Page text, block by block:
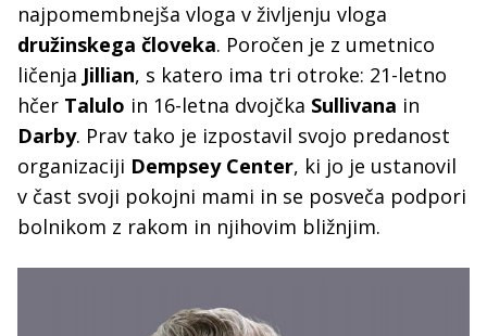
najpomembnejša vloga v življenju vloga
družinskega človeka. Poročen je z umetnico
ličenja Jillian, s katero ima tri otroke: 21-letno
hčer Talulo in 16-letna dvojčka Sullivana in
Darby. Prav tako je izpostavil svojo predanost
organizaciji Dempsey Center, ki jo je ustanovil
v čast svoji pokojni mami in se posveča podpori
bolnikom z rakom in njihovim bližnjim.